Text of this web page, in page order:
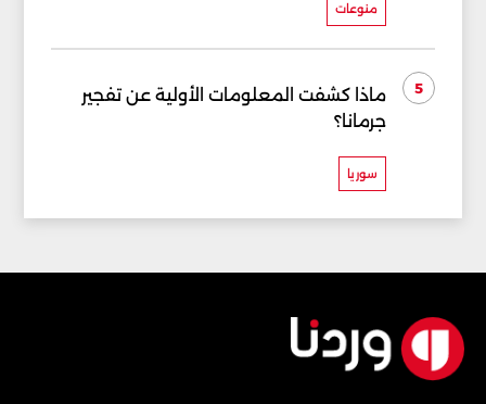
منوعات
5
ماذا كشفت المعلومات الأولية عن تفجير
جرمانا؟
سوريا